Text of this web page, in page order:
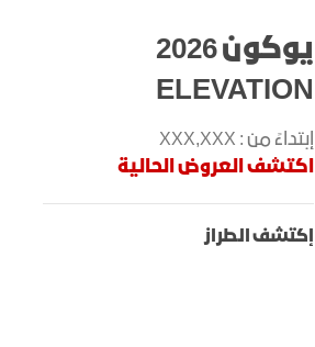
يوكون 2026
ELEVATION
إبتداءً من : XXX,XXX
اكتشف العروض الحالية
إكتشف الطراز